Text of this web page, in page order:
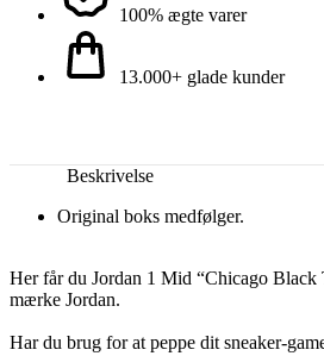
100% ægte varer
13.000+ glade kunder
Beskrivelse
Original boks medfølger.
Her får du Jordan 1 Mid “Chicago Black
mærke Jordan.
Har du brug for at peppe dit sneaker-